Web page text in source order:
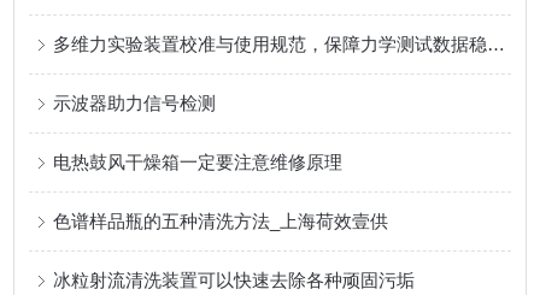
多维力实验装置校准与使用规范，保障力学测试数据稳定准确
示波器助力信号检测
电热鼓风干燥箱一定要注意维修原理
色谱样品瓶的五种清洗方法_上海荷效壹供
冰粒射流清洗装置可以快速去除各种顽固污垢